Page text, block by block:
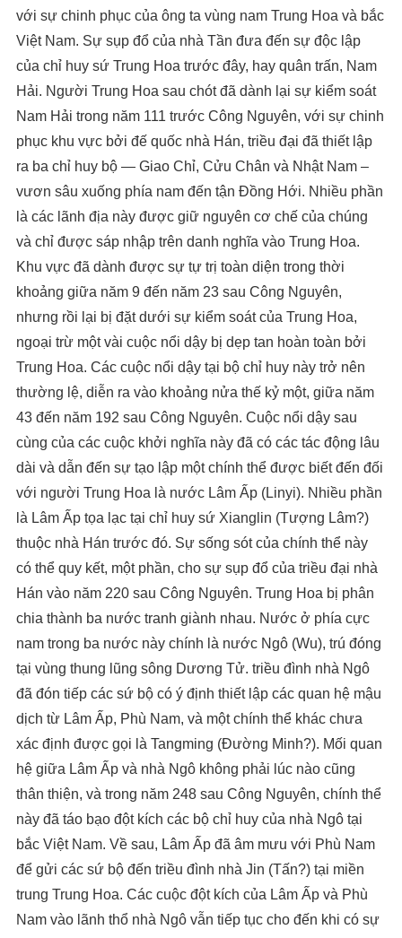
với sự chinh phục của ông ta vùng nam Trung Hoa và bắc
Việt Nam. Sự sụp đổ của nhà Tần đưa đến sự độc lập
của chỉ huy sứ Trung Hoa trước đây, hay quân trấn, Nam
Hải. Người Trung Hoa sau chót đã dành lại sự kiểm soát
Nam Hải trong năm 111 trước Công Nguyên, với sự chinh
phục khu vực bởi đế quốc nhà Hán, triều đại đã thiết lập
ra ba chỉ huy bộ — Giao Chỉ, Cửu Chân và Nhật Nam –
vươn sâu xuống phía nam đến tận Đồng Hới. Nhiều phần
là các lãnh địa này được giữ nguyên cơ chế của chúng
và chỉ được sáp nhập trên danh nghĩa vào Trung Hoa.
Khu vực đã dành được sự tự trị toàn diện trong thời
khoảng giữa năm 9 đến năm 23 sau Công Nguyên,
nhưng rồi lại bị đặt dưới sự kiểm soát của Trung Hoa,
ngoại trừ một vài cuộc nổi dậy bị dẹp tan hoàn toàn bởi
Trung Hoa. Các cuộc nổi dậy tại bộ chỉ huy này trở nên
thường lệ, diễn ra vào khoảng nửa thế kỷ một, giữa năm
43 đến năm 192 sau Công Nguyên. Cuộc nổi dậy sau
cùng của các cuộc khởi nghĩa này đã có các tác động lâu
dài và dẫn đến sự tạo lập một chính thể được biết đến đối
với người Trung Hoa là nước Lâm Ấp (Linyi). Nhiều phần
là Lâm Ấp tọa lạc tại chỉ huy sứ Xianglin (Tượng Lâm?)
thuộc nhà Hán trước đó. Sự sống sót của chính thể này
có thể quy kết, một phần, cho sự sụp đổ của triều đại nhà
Hán vào năm 220 sau Công Nguyên. Trung Hoa bị phân
chia thành ba nước tranh giành nhau. Nước ở phía cực
nam trong ba nước này chính là nước Ngô (Wu), trú đóng
tại vùng thung lũng sông Dương Tử. triều đình nhà Ngô
đã đón tiếp các sứ bộ có ý định thiết lập các quan hệ mậu
dịch từ Lâm Ấp, Phù Nam, và một chính thể khác chưa
xác định được gọi là Tangming (Đường Minh?). Mối quan
hệ giữa Lâm Ấp và nhà Ngô không phải lúc nào cũng
thân thiện, và trong năm 248 sau Công Nguyên, chính thể
này đã táo bạo đột kích các bộ chỉ huy của nhà Ngô tại
bắc Việt Nam. Về sau, Lâm Ấp đã âm mưu với Phù Nam
để gửi các sứ bộ đến triều đình nhà Jin (Tấn?) tại miền
trung Trung Hoa. Các cuộc đột kích của Lâm Ấp và Phù
Nam vào lãnh thổ nhà Ngô vẫn tiếp tục cho đến khi có sự